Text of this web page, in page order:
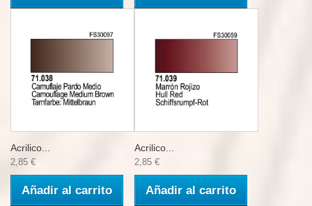
Acrilico...
2,85 €
Añadir al carrito
Acrilico...
2,85 €
Añadir al carrito